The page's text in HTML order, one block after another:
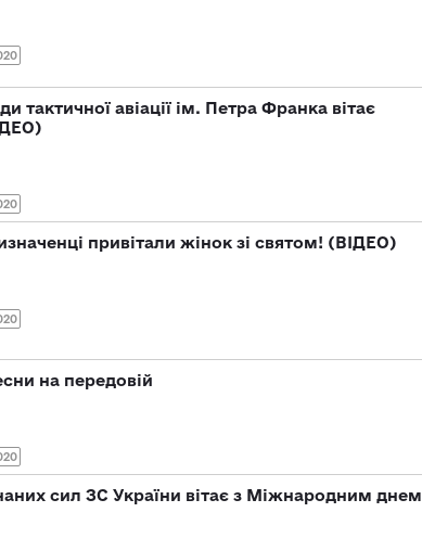
тактичної авіації ім. Петра Франка вітає
привітали жінок зі святом! (ВІДЕО)
на передовій
сил ЗС України вітає з Міжнародним днем